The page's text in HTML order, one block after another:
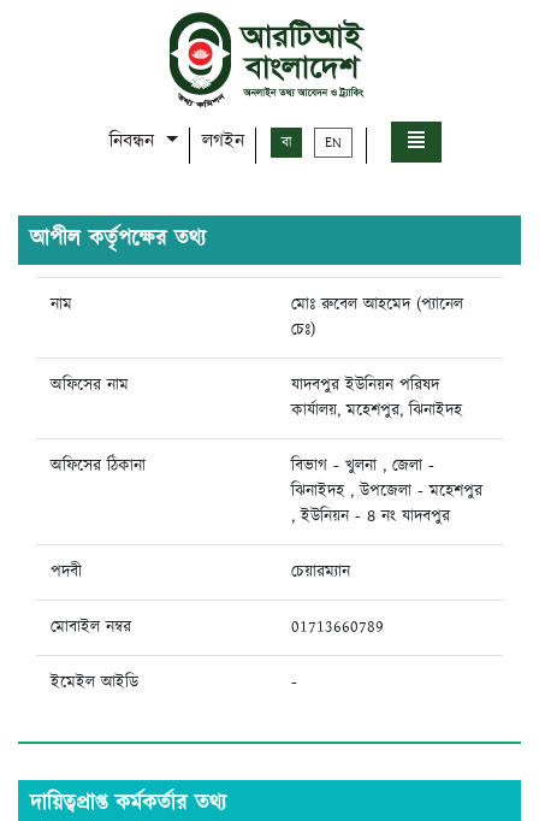
নিবন্ধন লগইন বা EN
আপীল কর্তৃপক্ষের তথ্য
নাম
মোঃ রুবেল আহমেদ (প্যানেল
চেঃ)
অফিসের নাম
যাদবপুর ইউনিয়ন পরিষদ
কার্যালয়, মহেশপুর, ঝিনাইদহ
অফিসের ঠিকানা
বিভাগ - খুলনা , জেলা -
ঝিনাইদহ , উপজেলা - মহেশপুর
, ইউনিয়ন - ৪ নং যাদবপুর
পদবী চেয়ারম্যান
মোবাইল নম্বর 01713660789
ইমেইল আইডি -
দায়িত্বপ্রাপ্ত কর্মকর্তার তথ্য